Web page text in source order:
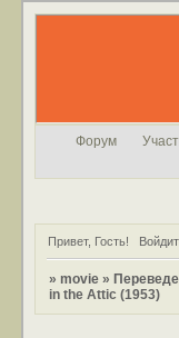
Форум
Привет, Гость!
»movie »
in the Attic (1953)